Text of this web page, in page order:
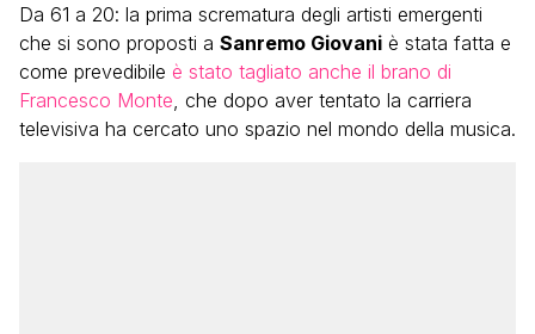
Da 61 a 20: la prima scrematura degli artisti emergenti
che si sono proposti a Sanremo Giovani è stata fatta e
come prevedibile è stato tagliato anche il brano di
Francesco Monte , che dopo aver tentato la carriera
televisiva ha cercato uno spazio nel mondo della musica.